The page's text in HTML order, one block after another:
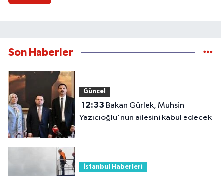
Son Haberler
Güncel
12:33
Yazıcıoğlu'nun ailesini kabul edecek
İstanbul Haberleri